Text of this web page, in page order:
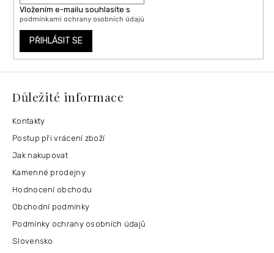
Vložením e-mailu souhlasíte s
podmínkami ochrany osobních údajů
PŘIHLÁSIT SE
Důležité informace
Kontakty
Postup při vrácení zboží
Jak nakupovat
Kamenné prodejny
Hodnocení obchodu
Obchodní podmínky
Podmínky ochrany osobních údajů
Slovensko